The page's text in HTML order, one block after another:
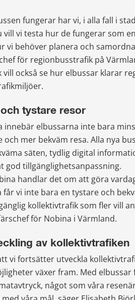
fungerar har vi, i alla fall i
vill vi testa hur de fungerar som
vi behöver planera och
för regionbusstrafik på
också se hur elbussar klarar
tystare resor
innebär elbussarna inte bara
och mer bekväm resa. Alla nya
säten, tydlig digital
god tillgänglighetsanpassning.
handlar det om att göra
får vi inte bara en tystare och
kollektivtrafik som fler vill
för Nobina i Värmland.
av kollektivtrafiken
vi fortsätter utveckla
växer fram. Med
något som våra